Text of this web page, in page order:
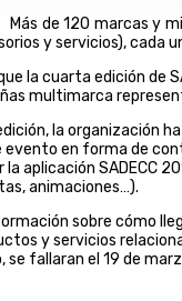
Más de 120 marcas y
y servicios), cada
la cuarta edición de
multimarca
la organización
en forma de
aplicación SADECC
animaciones…).
sobre cómo
y servicios
se fallaran el 19 de